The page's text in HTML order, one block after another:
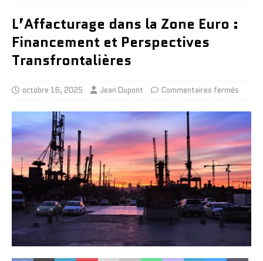
L’Affacturage dans la Zone Euro :
Financement et Perspectives
Transfrontalières
octobre 16, 2025 Jean Dupont Commentaires fermés